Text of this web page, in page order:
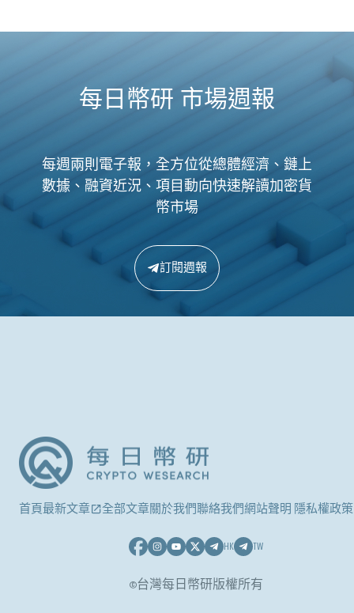
每日幣研 市場週報
每週兩則電子報，全方位從總體經濟、鏈上
數據、融資近況、項目動向快速解讀加密貨
幣市場
訂閱週報
首頁最新文章 全部文章關於我們聯絡我們網站聲明 隱私權政策
HK TW
©台灣每日幣研版權所有